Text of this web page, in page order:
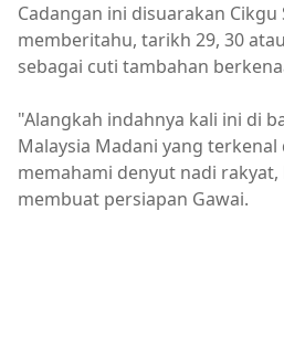
Cadangan ini disuarakan Cikgu
memberitahu, tarikh 29, 30
sebagai cuti tambahan
"Alangkah indahnya kali ini di
Malaysia Madani yang
memahami denyut nadi
membuat persiapan Gawai.